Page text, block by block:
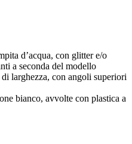
d’acqua, con glitter e/o
a seconda del modello
di larghezza, con angoli superiori
bianco, avvolte con plastica a